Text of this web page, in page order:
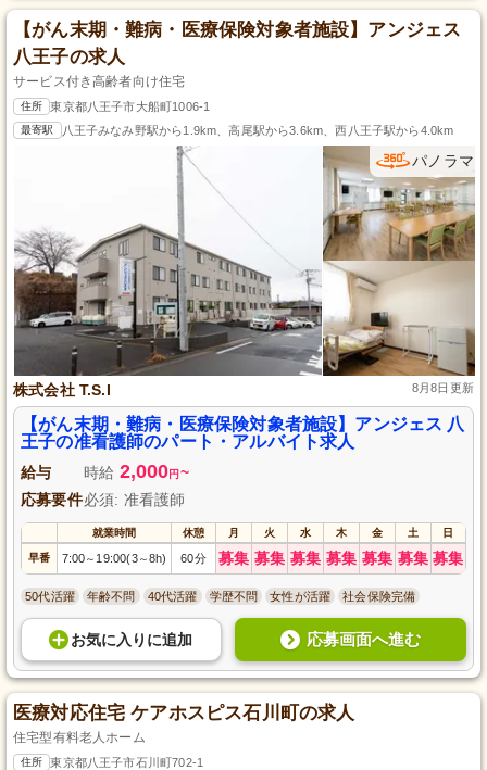
【がん末期・難病・医療保険対象者施設】アンジェス
八王子の求人
サービス付き高齢者向け住宅
住所 東京都八王子市大船町1006-1
最寄駅 八王子みなみ野駅から1.9km、高尾駅から3.6km、西八王子駅から4.0km
パノラマ
株式会社 T.S.I 8月8日更新
【がん末期・難病・医療保険対象者施設】アンジェス 八
王子の准看護師のパート・アルバイト求人
給与 時給 2,000円 ~
応募要件必須: 准看護師
就業時間 休憩 月 火 水 木 金 土 日
早番 7:00～ 19:00(3～8h) 60分 募集 募集 募集 募集 募集 募集 募集
50代活躍 年齢不問 40代活躍 学歴不問 女性が活躍 社会保険完備
お気に入り に追加 応募画面へ進む
医療対応住宅 ケアホスピス石川町の求人
住宅型有料老人ホーム
住所 東京都八王子市石川町702-1